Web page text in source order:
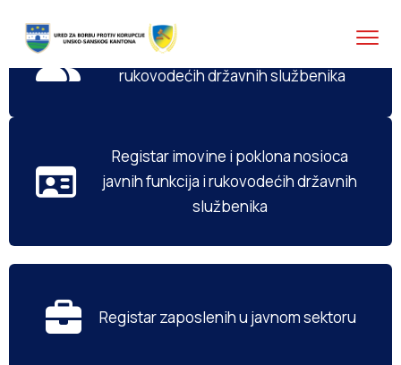
Registar izabranih i imenovanih lica i
rukovodećih državnih službenika
Registar imovine i poklona nosioca
javnih funkcija i rukovodećih državnih
službenika
Registar zaposlenih u javnom sektoru